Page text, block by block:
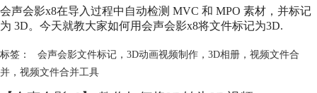
会声会影x8在导入过程中自动检测 MVC 和 MPO 素材，并标记
为 3D。今天就教大家如何用会声会影x8将文件标记为3D.
标签： 会声会影文件标记， 3D动画视频制作， 3D相册， 视频文件合
并 ， 视频文件合并工具